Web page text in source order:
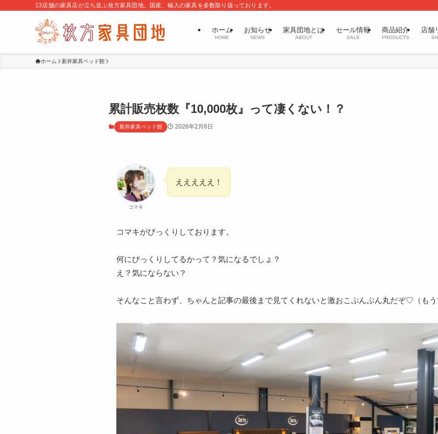
13店舗の家具店が立ち並ぶ枚方家具団地。国産、輸入の家具を多数取り扱っております。
ホーム
HOME
お知らせ
NEWS
家具団地とは
ABOUT
セール情報
SALE
商品紹介
PRODUCTS
店舗
ホーム 新井家具ベッド館
累計販売枚数『10,000枚』って凄くない！？
新井家具ベッド館 2026年2月6日
コマキ
えええええ！
コマキがびっくりしております。
何にびっくりしてるかって？気になるでしょ？
え？気にならない？
そんなこと言わず、ちゃんと記事の最後まで見てくれないと激おこぷんぷん丸だぞ♡（も